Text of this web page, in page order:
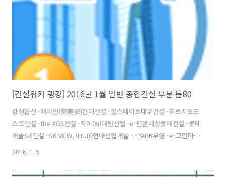
[건설워커 랭킹] 2016년 1월 일반 종합건설 부문 톱80
삼성물산 -래미안(來美安)현대건설 -힐스테이트대우건설 -푸르지오포
스코건설 -the #GS건설 -자이(Xi)대림산업 -e-편한세상롯데건설 -롯데
캐슬SK건설 -SK VIEW, (HUB)현대산업개발 -I-PARK부영 -e-그린타운
목공사쌍용건설 -쌍용 예가코오롱글로벌 -하늘채한양 -수자인케이씨씨
2016. 1. 5.